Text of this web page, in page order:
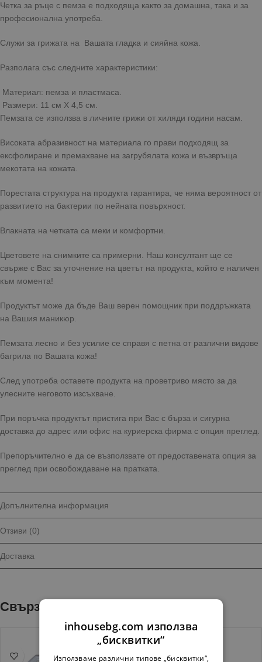
Четка за ръце с пемза е подходяща както за домашна, така и за
професионална употреба.
Служи за грижата на Вашата гладка и сияйна кожа.
Разполага със следните характеристики:
Материал: пемза и пластмаса.
Размери: 11 см Х 4,5 см.
Пемзата се използва в личните грижи от хиляди години насам.
Високата абразивност на материала го прави подходящ за
ексфолиране и премахване на загрубялата кожа и възвръща
мекотата на кожата.
Порестата структура на продукта гарантира, че няма вероятност от
развитието на бактерии по нейната повърхност.
Влакната на четката са меки и комфортни.
Цветовете на снимките са примерни. Наш консултант ще се
свърже с Вас за уточнение на цветът на продукта, който е наличен
към момента!
Продуктът може да бъде Ваш верен помощник при поддръжката
на Вашия маникюр.
Пемзата лесно и без усилие се справя с петна от различни видове
багрила по Вашата кожа!
След употреба оставете продукта на проветриво място за да
улесните неговото изсъхване.
При поръчка продуктът пристига при Вас с бърза и сигурна
доставка до адрес или офис на куриерска фирма с опция преглед.
Препоръчително е да се възползвате от предоставената опция за
преглед при освобождаване на пратката.
Допълнителна информация
Отзиви (0)
Доставка
Свързани продукти
inhousebg.com използва
„бисквитки“
Използваме различни типове „бисквитки“,